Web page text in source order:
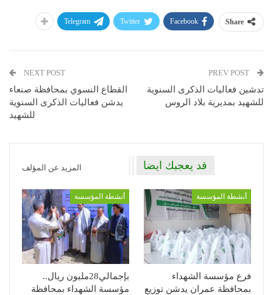
Share
Facebook
Twitter
Telegram
تدشين فعاليات الذكرى السنوية
للشهيد بمديرية بلاد الروس
NEXT POST
القطاع النسوي بمحافظة صنعاء
يدشن فعاليات الذكرى السنوية
للشهيد
قد يعجبك ايضا المزيد عن المؤلف
أنشطة المؤسسة
فرع مؤسسة الشهداء
بمحافظة عمران يدشن توزيع
أنشطة المؤسسة
بإجمالي28مليون ريال..
مؤسسة الشهداء بمحافظة